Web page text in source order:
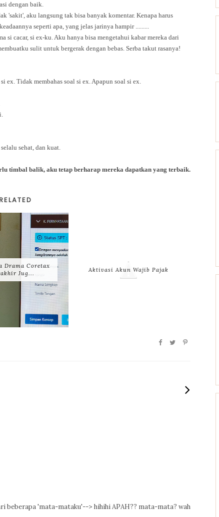
dengan baik.
'sakit', aku langsung tak bisa banyak komentar. Kenapa harus
seperti apa, yang jelas jarinya hampir .........
si cacar, si ex-ku. Aku hanya bisa mengetahui kabar mereka dari
sulit untuk bergerak dengan bebas. Serba takut rasanya!
ex. Tidak membahas soal si ex. Apapun soal si ex.
sehat, dan kuat.
timbal balik, aku tetap berharap mereka dapatkan yang terbaik.
Drama Coretax
Jug...
Aktivasi Akun Wajib Pajak
beberapa 'mata-mataku'--> hihihi APAH?? mata-mata? wah